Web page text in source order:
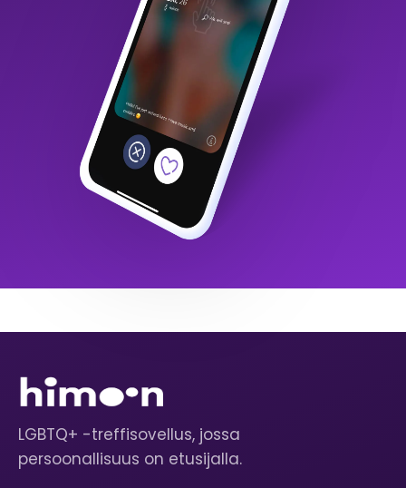
LGBTQ+ -treffisovellus, jossa
persoonallisuus on etusijalla.